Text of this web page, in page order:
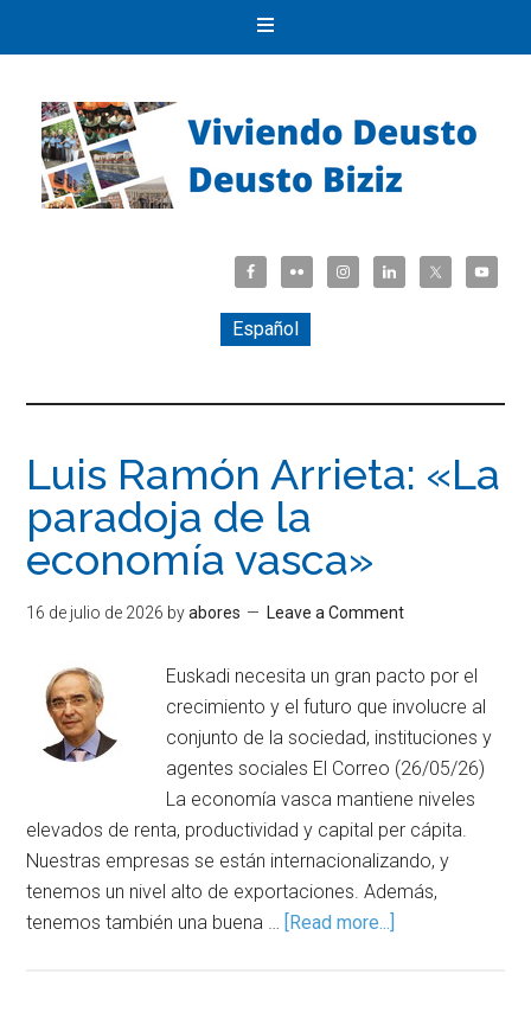
Español
Luis Ramón Arrieta: «La
paradoja de la
economía vasca»
16 de julio de 2026 byabores Leave a Comment
Euskadi necesita un gran pacto por el
crecimiento y el futuro que involucre al
conjunto de la sociedad, instituciones y
agentes sociales El Correo (26/05/26)
La economía vasca mantiene niveles
elevados de renta, productividad y capital per cápita.
Nuestras empresas se están internacionalizando, y
tenemos un nivel alto de exportaciones. Además,
tenemos también una buena … [Read more...]